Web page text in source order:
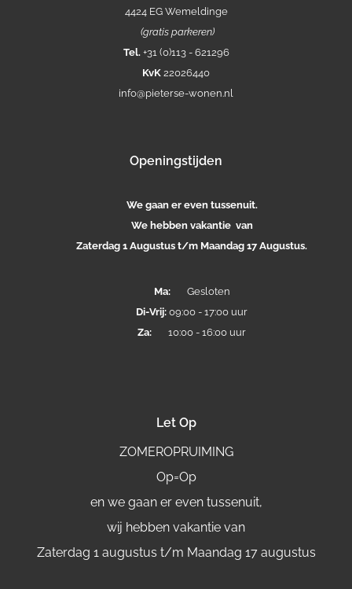
4424 EG Wemeldinge
(gratis parkeren)
Tel. +31 (0)113 - 621296
KvK 22026440
info@pieterse-wonen.nl
Openingstijden
We gaan er even tussenuit.
We hebben vakantie van
Zaterdag 1 Augustus t/m Maandag 17 Augustus.
Ma: Gesloten
Di-Vrij:09:00 - 17:00 uur
Za: 10:00 - 16:00 uur
Let Op
ZOMEROPRUIMING
Op=Op
en we gaan er even tussenuit,
wij hebben vakantie van
Zaterdag 1 augustus t/m Maandag 17 augustus